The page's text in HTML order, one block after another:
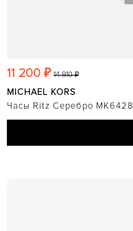
11 200 ₽ 14 910 ₽
MICHAEL KORS
Часы Ritz Серебро MK6428